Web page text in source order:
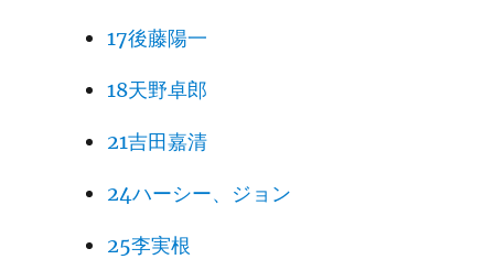
17後藤陽一
18天野卓郎
21吉田嘉清
24ハーシー、ジョン
25李実根